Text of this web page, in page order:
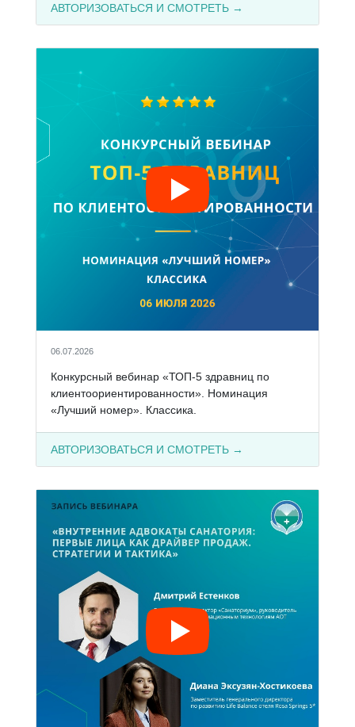
АВТОРИЗОВАТЬСЯ И СМОТРЕТЬ →
06.07.2026
Конкурсный вебинар «ТОП-5 здравниц по
клиентоориентированности». Номинация
«Лучший номер». Классика.
АВТОРИЗОВАТЬСЯ И СМОТРЕТЬ →